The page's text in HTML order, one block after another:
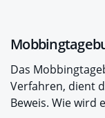
Das
Verfahren, dient
Beweis. Wie wird